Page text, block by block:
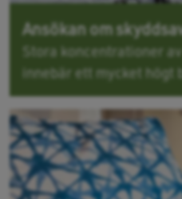
Ansökan om
Stora koncentrationer
innebär ett mycket högt